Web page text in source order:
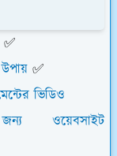
✅
✅
ভিডিও
ওয়েবসাইট